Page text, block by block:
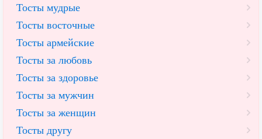
Тосты мудрые
Тосты восточные
Тосты армейские
Тосты за любовь
Тосты за здоровье
Тосты за мужчин
Тосты за женщин
Тосты другу